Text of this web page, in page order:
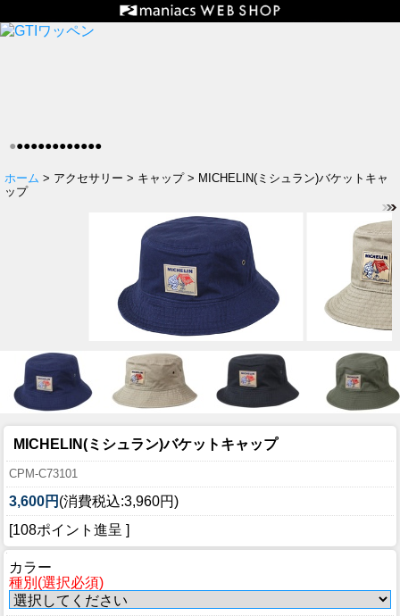
●●●●●●●●●●●●●
ホーム > アクセサリー > キャップ > MICHELIN(ミシュラン)バケットキャ
ップ
MICHELIN(ミシュラン)バケットキャップ
CPM-C73101
3,600円 (消費税込:3,960円)
[108ポイント進呈 ]
カラー
種別(選択必須)